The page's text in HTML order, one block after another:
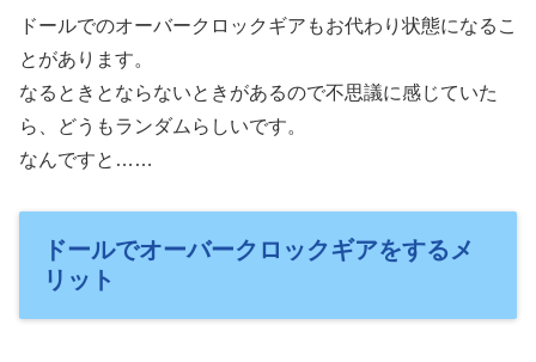
ドールでのオーバークロックギアもお代わり状態になるこ
とがあります。
なるときとならないときがあるので不思議に感じていた
ら、どうもランダムらしいです。
なんですと……
ドールでオーバークロックギアをするメ
リット